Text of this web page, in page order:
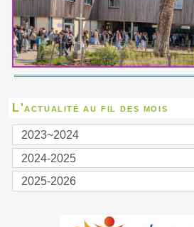
L'actualité au fil des mois